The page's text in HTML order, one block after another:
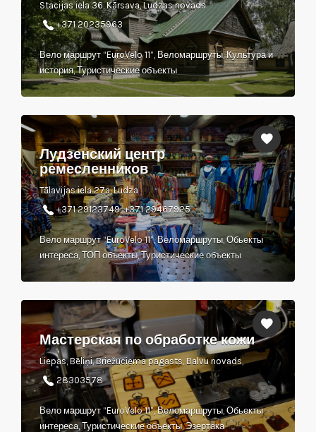
Stacijas iela 36, Kārsava, Ludzas novads
+371 20235963
Вело маршрут “EuroVelo 11”, Веломаршруты, Культура и
история, Туристические объекты
Лудзенский центр
ремесленников
Tālavijas iela 27a, Ludza
+371 29123749; +371 29467925
Вело маршрут “EuroVelo 11”, Веломаршруты, Обьекты
интереса, ТОП объекты, Туристические объекты
Мастерская по обработке кожи
Liepas, Bēliņi, Briežuciema pagasts, Balvu novads,
28303578
Вело маршрут “EuroVelo 11”, Веломаршруты, Обьекты
интереса, Туристические объекты, Эзертака